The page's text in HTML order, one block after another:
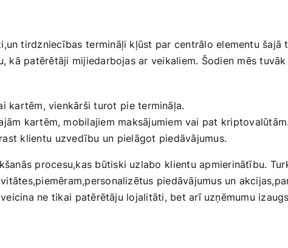
tirdzniecības ⁤termināļi kļūst par‍ centrālo elementu šajā
patērētāji mijiedarbojas ar veikaliem. Šodien ⁢mēs
kartēm, vienkārši turot⁤ pie termināļa.
kartēm, mobilajiem maksājumiem‌ vai pat kriptovalūtām.
⁢klientu ⁢uzvedību⁢ un ​pielāgot piedāvājumus.
procesu,kas būtiski uzlabo⁢ klientu apmierinātību.
piedāvājumus un
ne tikai ⁤patērētāju ​lojalitāti, bet arī uzņēmumu